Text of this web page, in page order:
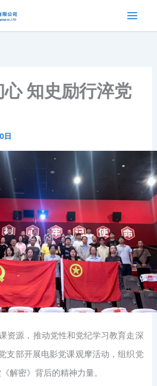
知史励行淬党
日
资源，推动党性和党纪学习教育走深
支部开展电影党课观摩活动，组织党
解密》背后的精神力量。